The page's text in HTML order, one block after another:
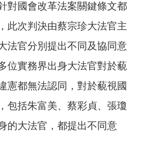
對國會改革法案關鍵條文都
此次判決由蔡宗珍大法官主
法官分別提出不同及協同意
位實務界出身大法官對於藐
憲都無法認同，對於藐視國
包括朱富美、蔡彩貞、張瓊
的大法官，都提出不同意